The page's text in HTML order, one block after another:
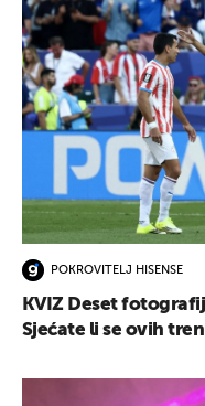
POKROVITELJ HISENSE
KVIZ Deset
Sjećate li se ovih